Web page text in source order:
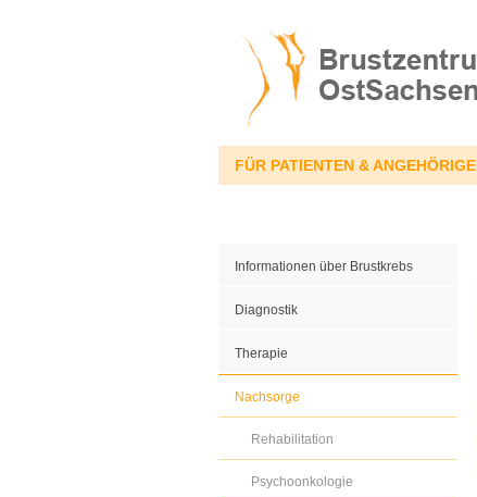
FÜR PATIENTEN & ANGEHÖRIGE
Informationen über Brustkrebs
Diagnostik
Therapie
Nachsorge
Rehabilitation
Psychoonkologie